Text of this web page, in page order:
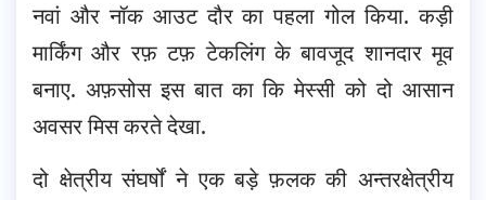
नवां और नॉक आउट दौर का पहला गोल किया. कड़ी
मार्किंग और रफ़ टफ़ टेकलिंग के बावजूद शानदार मूव
बनाए. अफ़सोस इस बात का कि मेस्सी को दो आसान
अवसर मिस करते देखा.
दो क्षेत्रीय संघर्षों ने एक बड़े फ़लक की अन्तरक्षेत्रीय